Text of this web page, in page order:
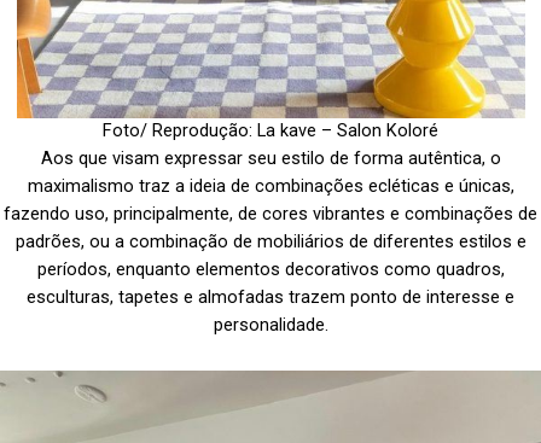
Foto/ Reprodução: La kave – Salon Koloré
Aos que visam expressar seu estilo de forma autêntica, o
maximalismo traz a ideia de combinações ecléticas e únicas,
fazendo uso, principalmente, de cores vibrantes e combinações de
padrões, ou a combinação de mobiliários de diferentes estilos e
períodos, enquanto elementos decorativos como quadros,
esculturas, tapetes e almofadas trazem ponto de interesse e
personalidade.